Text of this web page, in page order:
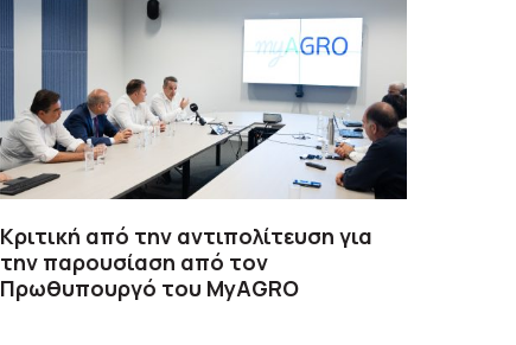
Κριτική από την αντιπολίτευση για
την παρουσίαση από τον
Πρωθυπουργό του MyAGRO